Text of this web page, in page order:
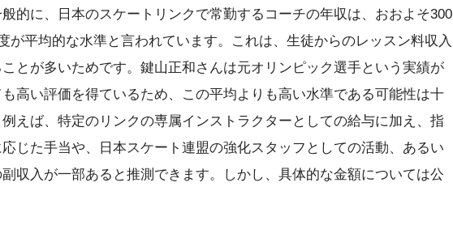
的に、日本のスケートリンクで常勤するコーチの年収は、おおよそ300
が平均的な水準と言われています。これは、生徒からのレッスン料収入
とが多いためです。鍵山正和さんは元オリンピック選手という実績が
高い評価を得ているため、この平均よりも高い水準である可能性は十
えば、特定のリンクの専属インストラクターとしての給与に加え、指
じた手当や、日本スケート連盟の強化スタッフとしての活動、あるい
収入が一部あると推測できます。しかし、具体的な金額については公